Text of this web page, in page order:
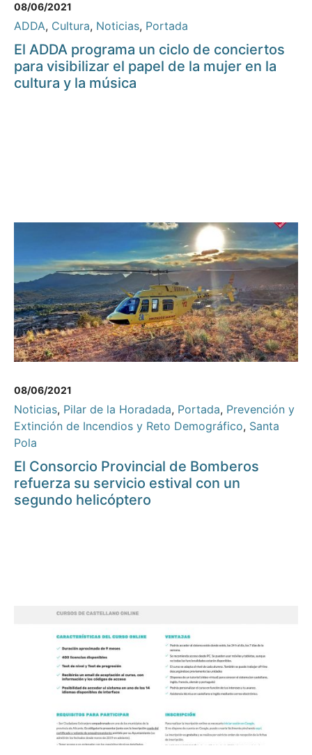
08/06/2021
ADDA, Cultura, Noticias, Portada
El ADDA programa un ciclo de conciertos
para visibilizar el papel de la mujer en la
cultura y la música
08/06/2021
Noticias, Pilar de la Horadada, Portada, Prevención y
Extinción de Incendios y Reto Demográfico, Santa
Pola
El Consorcio Provincial de Bomberos
refuerza su servicio estival con un
segundo helicóptero